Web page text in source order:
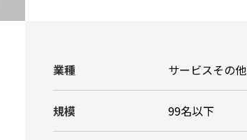
業種 サービスその他
規模 99名以下